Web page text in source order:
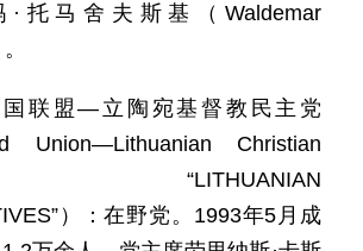
托马舍夫斯基（Waldemar
国联盟—立陶宛基督教民主党
Union—Lithuanian Christian
“LITHUANIAN
）：在野党。1993年5月成